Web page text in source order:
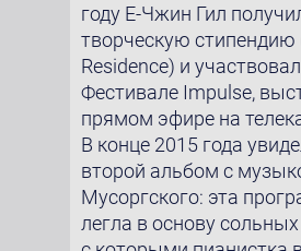
году Е-Чжин Гил
творческую стипендию
Residence) и
Фестивале Impulse,
прямом эфире на
В конце 2015 года
второй альбом с
Мусоргского: эта
легла в основу